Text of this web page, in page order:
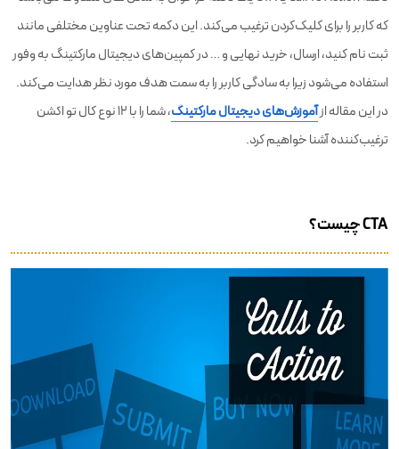
که کاربر را برای کلیک‌کردن ترغیب می‌کند. این دکمه تحت عناوین مختلفی مانند
ثبت نام کنید، ارسال، خرید نهایی و … در کمپین‌های دیجیتال مارکتینگ به وفور
استفاده می‌شود زیرا به سادگی کاربر را به سمت هدف مورد نظر هدایت می‌کند.
در این مقاله ازآموزش‌های دیجیتال مارکتینگ
، شما را با ۱۲ نوع کال تو اکشن
ترغیب‌کننده آشنا خواهیم کرد.
CTA چیست؟